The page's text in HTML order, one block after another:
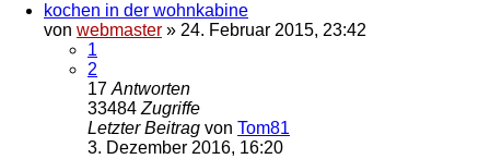
kochen in der wohnkabine
von webmaster » 24. Februar 2015, 23:42
1
2
17 Antworten
33484 Zugriffe
Letzter Beitrag von Tom81
3. Dezember 2016, 16:20